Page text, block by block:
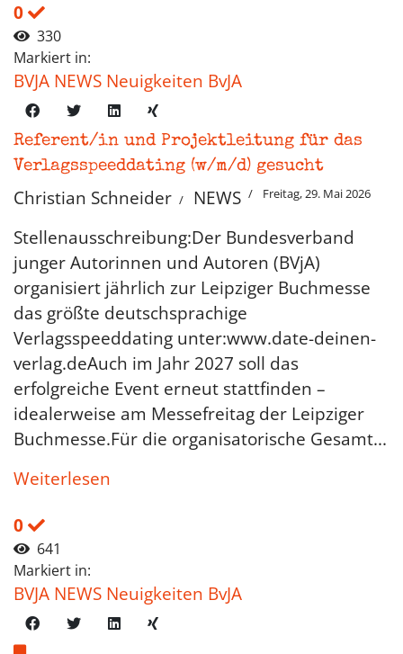
0
330
Markiert in:
BVJA NEWS Neuigkeiten BvJA
Referent/in und Projektleitung für das
Verlagsspeeddating (w/m/d) gesucht
Christian Schneider NEWS Freitag, 29. Mai 2026
Stellenausschreibung:Der Bundesverband
junger Autorinnen und Autoren (BVjA)
organisiert jährlich zur Leipziger Buchmesse
das größte deutschsprachige
Verlagsspeeddating unter:www.date-deinen-
verlag.deAuch im Jahr 2027 soll das
erfolgreiche Event erneut stattfinden –
idealerweise am Messefreitag der Leipziger
Buchmesse.Für die organisatorische Gesamt...
Weiterlesen
0
641
Markiert in:
BVJA NEWS Neuigkeiten BvJA